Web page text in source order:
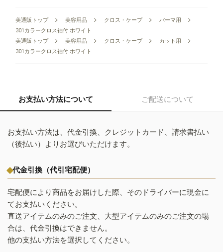
美通販トップ 美容用品 クロス・ケープ
パーマ用
301カラークロス袖付 ホワイト
美通販トップ
美容用品 クロス・ケープ
カット用
301カラークロス袖付 ホワイト
お支払い方法について ご配送について
お支払い方法は、代金引換、クレジットカード、請求書払い
（後払い）よりお選びいただけます。
代金引換（代引宅配便）
宅配便により商品をお届けした際、そのドライバーに現金に
てお支払いください。
直送アイテムのみのご注文、大型アイテムのみのご注文の場
合は、代金引換はできません。
他の支払い方法を選択してください。